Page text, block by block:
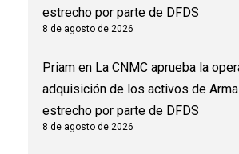
estrecho por parte de DFDS
8 de agosto de 2026
Priam en La CNMC aprueba la
adquisición de los activos de
estrecho por parte de DFDS
8 de agosto de 2026